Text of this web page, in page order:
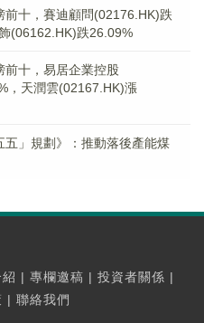
前十，賽迪顧問(02176.HK)跌
(06162.HK)跌26.09%
前十，易居企業控股
，天潤雲(02167.HK)漲
五」規劃》：推動落後產能煤
| 專欄邀稿 | 投資者關係 |
| 聯絡我們